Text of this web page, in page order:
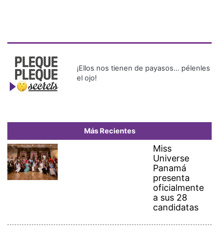
¡Ellos nos tienen de payasos… pélenles
el ojo!
Más Recientes
Miss
Universe
Panamá
presenta
oficialmente
a sus 28
candidatas